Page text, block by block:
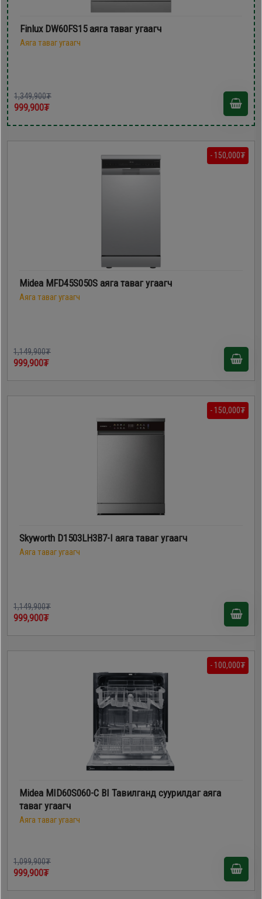
Finlux DW60FS15 аяга таваг угаагч
Аяга таваг угаагч
1,349,900₮
999,900₮
- 150,000₮
Midea MFD45S050S аяга таваг угаагч
Аяга таваг угаагч
1,149,900₮
999,900₮
- 150,000₮
Skyworth D1503LH3B7-I аяга таваг угаагч
Аяга таваг угаагч
1,149,900₮
999,900₮
- 100,000₮
Midea MID60S060-C BI Тавилганд суурилдаг аяга
таваг угаагч
Аяга таваг угаагч
1,099,900₮
999,900₮